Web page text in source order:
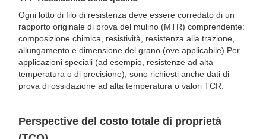
Ogni lotto di filo di resistenza deve essere corredato di un
rapporto originale di prova del mulino (MTR) comprendente:
composizione chimica, resistività, resistenza alla trazione,
allungamento e dimensione del grano (ove applicabile).Per
applicazioni speciali (ad esempio, resistenze ad alta
temperatura o di precisione), sono richiesti anche dati di
prova di ossidazione ad alta temperatura o valori TCR.
Perspective del costo totale di proprietà